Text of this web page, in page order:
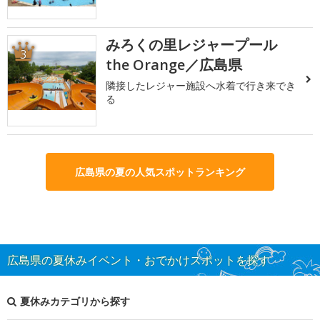
3
みろくの里レジャープール
the Orange／広島県
隣接したレジャー施設へ水着で行き来でき
る
広島県の夏の人気スポットランキング
広島県の夏休みイベント・おでかけスポットを探す
夏休みカテゴリから探す